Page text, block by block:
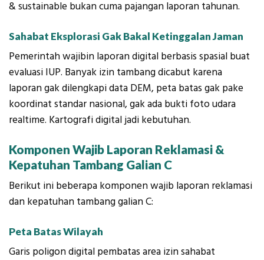
& sustainable bukan cuma pajangan laporan tahunan.
Sahabat Eksplorasi Gak Bakal Ketinggalan Jaman
Pemerintah wajibin laporan digital berbasis spasial buat
evaluasi IUP. Banyak izin tambang dicabut karena
laporan gak dilengkapi data DEM, peta batas gak pake
koordinat standar nasional, gak ada bukti foto udara
realtime. Kartografi digital jadi kebutuhan.
Komponen Wajib Laporan Reklamasi &
Kepatuhan Tambang Galian C
Berikut ini beberapa komponen wajib laporan reklamasi
dan kepatuhan tambang galian C:
Peta Batas Wilayah
Garis poligon digital pembatas area izin sahabat